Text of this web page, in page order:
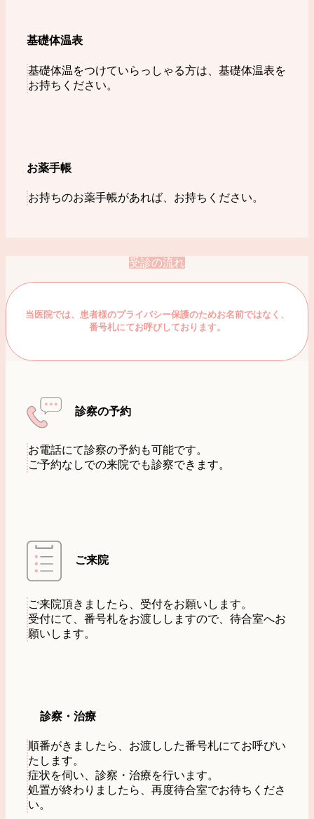
基礎体温表
基礎体温をつけていらっしゃる方は、基礎体温表を
お持ちください。
お薬手帳
お持ちのお薬手帳があれば、お持ちください。
受診の流れ
当医院では、患者様のプライバシー保護のためお名前ではなく、
番号札にてお呼びしております。
診察の予約
お電話にて診察の予約も可能です。
ご予約なしでの来院でも診察できます。
ご来院
ご来院頂きましたら、受付をお願いします。
受付にて、番号札をお渡ししますので、待合室へお
願いします。
診察・治療
順番がきましたら、お渡しした番号札にてお呼びい
たします。
症状を伺い、診察・治療を行います。
処置が終わりましたら、再度待合室でお待ちくださ
い。